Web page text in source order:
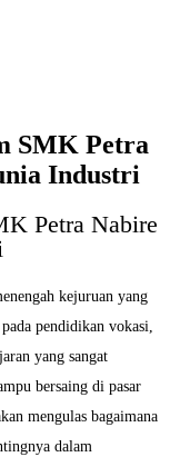
SMK Petra
Industri
Petra Nabire
kejuruan yang
pendidikan vokasi,
yang sangat
bersaing di pasar
mengulas bagaimana
dalam